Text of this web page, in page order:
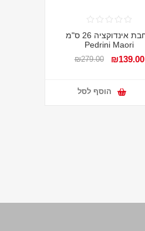
מחבת אינדוקציה 26 ס"מ
Pedrini Maori
₪139.00
₪279.00
הוסף לסל